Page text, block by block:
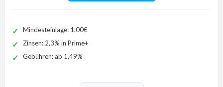
Mindesteinlage: 1,00€
Zinsen: 2,3% in Prime+
Gebühren: ab 1,49%